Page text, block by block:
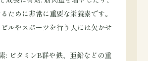
ために非常に重要な栄養素です。
ルやスポーツを行う人には欠かせ
: ビタミンB群や鉄、亜鉛などの重